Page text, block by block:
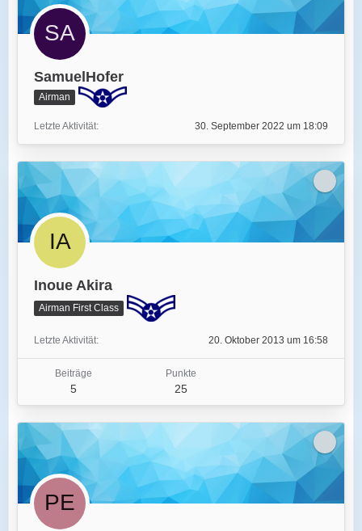
SamuelHofer
Airman
Letzte Aktivität 30. September 2022 um 18:09
Inoue Akira
Airman First Class
Letzte Aktivität 20. Oktober 2013 um 16:58
Beiträge
5
Punkte
25